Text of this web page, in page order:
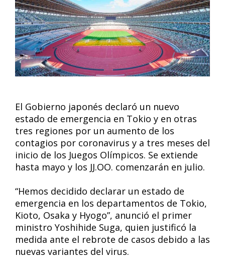
El Gobierno japonés declaró un nuevo
estado de emergencia en Tokio y en otras
tres regiones por un aumento de los
contagios por coronavirus y a tres meses del
inicio de los Juegos Olímpicos. Se extiende
hasta mayo y los JJ.OO. comenzarán en julio.
“Hemos decidido declarar un estado de
emergencia en los departamentos de Tokio,
Kioto, Osaka y Hyogo”, anunció el primer
ministro Yoshihide Suga, quien justificó la
medida ante el rebrote de casos debido a las
nuevas variantes del virus.